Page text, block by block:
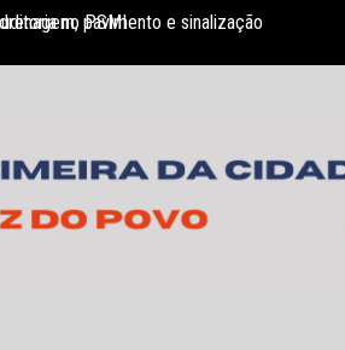
pavimento e sinalização
no PSMI FSFX